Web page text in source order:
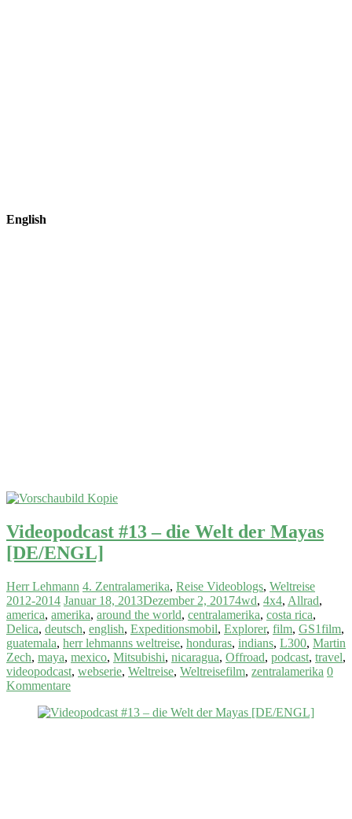
English
Videopodcast #13 – die Welt der Mayas
[DE/ENGL]
Herr Lehmann 4. Zentralamerika, Reise Videoblogs, Weltreise
2012-2014 Januar 18, 2013Dezember 2, 20174wd, 4x4, Allrad,
america, amerika, around the world, centralamerika, costa rica,
Delica, deutsch, english, Expeditionsmobil, Explorer, film, GS1film,
guatemala, herr lehmanns weltreise, honduras, indians, L300, Martin
Zech, maya, mexico, Mitsubishi, nicaragua, Offroad, podcast, travel,
videopodcast, webserie, Weltreise, Weltreisefilm, zentralamerika 0
Kommentare